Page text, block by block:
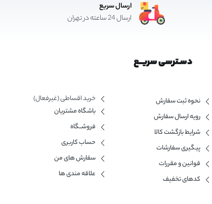
ارسال سریع
ارسال 24 ساعته در تهران
دسـترسی سریــع
نحوه ثبت سفارش
رویه ارسال سفارش
شرایط بازگشت کالا
پیگیری سفارشات
قوانین و مقررات
کدهای تخفیف
خرید اقساطی (غیرفعال)
باشگاه مشتریان
فروشــگاه
حساب کاربری
سفارش های من
علاقه مندی ها